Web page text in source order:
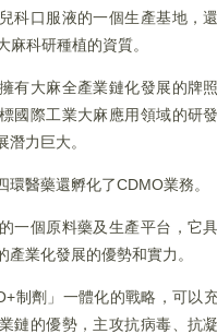
科口服液的一個生產基地，
麻科研種植的資質。
有大麻全產業鏈化發展的牌
國際工業大麻應用領域的研
潛力巨大。
環醫藥還孵化了CDMO業務。
一個原料藥及生產平台，它
業化發展的優勢和實力。
制劑」一體化的戰略，可以
鏈的優勢，主攻抗病毒、抗